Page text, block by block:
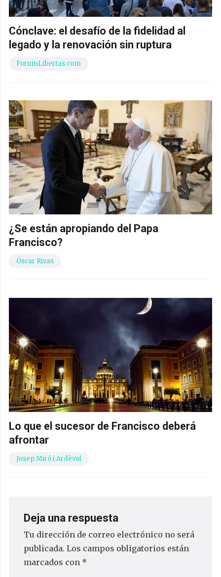
Cónclave: el desafío de la fidelidad al
legado y la renovación sin ruptura
ForumLibertas.com
¿Se están apropiando del Papa
Francisco?
Óscar Rivas
Lo que el sucesor de Francisco deberá
afrontar
Josep Miró i Ardèvol
Deja una respuesta
Tu dirección de correo electrónico no será
publicada. Los campos obligatorios están
marcados con *